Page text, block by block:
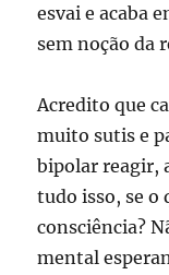
esvai e acaba
sem noção da
Acredito que
muito sutis e
bipolar reagir,
tudo isso, se o
consciência?
mental